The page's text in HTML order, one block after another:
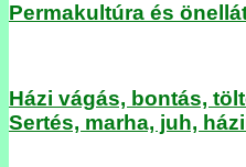
Permakultúra és
Házi vágás, bontás,
Sertés, marha, juh,